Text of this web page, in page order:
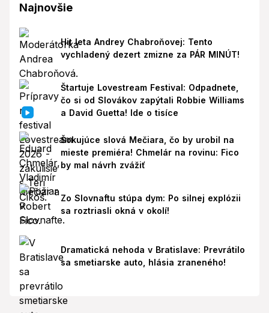
Najnovšie
Hit leta Andrey Chabroňovej: Tento
vychladený dezert zmizne za PÁR MINÚT!
Štartuje Lovestream Festival: Odpadnete,
čo si od Slovákov zapýtali Robbie Williams
a David Guetta! Ide o tisíce
Šokujúce slová Mečiara, čo by urobil na
mieste premiéra! Chmelár na rovinu: Fico
by mal návrh zvážiť
Zo Slovnaftu stúpa dym: Po silnej explózii
sa roztriasli okná v okolí!
Dramatická nehoda v Bratislave: Prevrátilo
sa smetiarske auto, hlásia zraneného!